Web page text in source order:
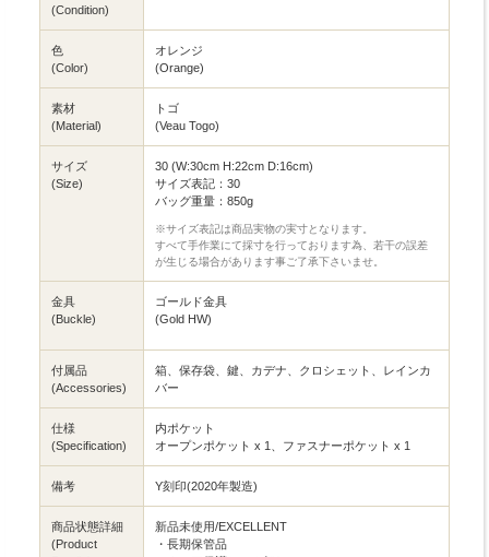
(Condition)
色
(Color)
オレンジ
(Orange)
素材
(Material)
トゴ
(Veau Togo)
サイズ
(Size)
30 (W:30cm H:22cm D:16cm)
サイズ表記：30
バッグ重量：850g
※サイズ表記は商品実物の実寸となります。
すべて手作業にて採寸を行っております為、若干の誤差
が生じる場合があります事ご了承下さいませ。
金具
(Buckle)
ゴールド金具
(Gold HW)
付属品
(Accessories)
箱、保存袋、鍵、カデナ、クロシェット、レインカ
バー
仕様
(Specification)
内ポケット
オープンポケット x 1、ファスナーポケット x 1
備考 Y刻印(2020年製造)
商品状態詳細
(Product
新品未使用/EXCELLENT
・長期保管品